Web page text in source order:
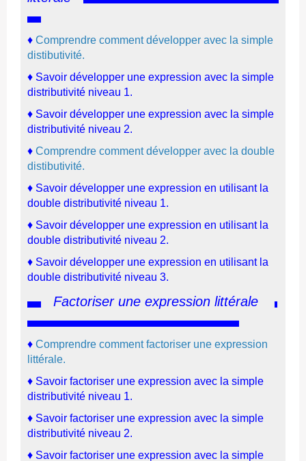
♦ Comprendre comment développer avec la simple
distibutivité.
♦ Savoir développer une expression avec la simple
distributivité niveau 1.
♦ Savoir développer une expression avec la simple
distributivité niveau 2.
♦ Comprendre comment développer avec la double
distibutivité.
♦ Savoir développer une expression en utilisant la
double distributivité niveau 1.
♦ Savoir développer une expression en utilisant la
double distributivité niveau 2.
♦ Savoir développer une expression en utilisant la
double distributivité niveau 3.
Factoriser une expression littérale
♦ Comprendre comment factoriser une expression
littérale.
♦ Savoir factoriser une expression avec la simple
distributivité niveau 1.
♦ Savoir factoriser une expression avec la simple
distributivité niveau 2.
♦ Savoir factoriser une expression avec la simple